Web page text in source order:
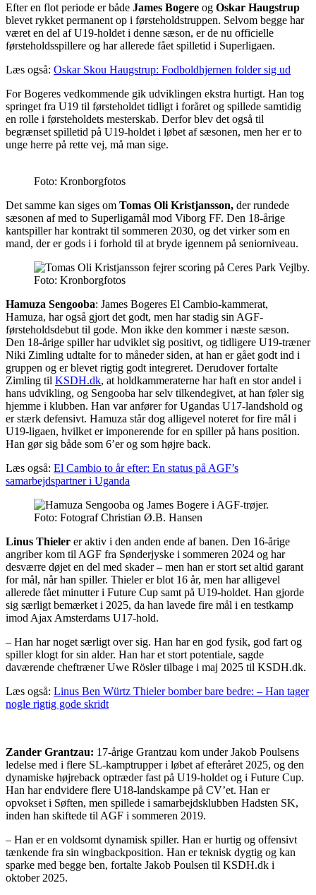
Efter en flot periode er både James Bogere og Oskar Haugstrup
blevet rykket permanent op i førsteholdstruppen. Selvom begge har
været en del af U19-holdet i denne sæson, er de nu officielle
førsteholdsspillere og har allerede fået spilletid i Superligaen.
Læs også: Oskar Skou Haugstrup: Fodboldhjernen folder sig ud
For Bogeres vedkommende gik udviklingen ekstra hurtigt. Han tog
springet fra U19 til førsteholdet tidligt i foråret og spillede samtidig
en rolle i førsteholdets mesterskab. Derfor blev det også til
begrænset spilletid på U19-holdet i løbet af sæsonen, men her er to
unge herre på rette vej, må man sige.
Foto: Kronborgfotos
Det samme kan siges om Tomas Oli Kristjansson, der rundede
sæsonen af med to Superligamål mod Viborg FF. Den 18-årige
kantspiller har kontrakt til sommeren 2030, og det virker som en
mand, der er gods i i forhold til at bryde igennem på seniorniveau.
Foto: Kronborgfotos
Hamuza Sengooba: James Bogeres El Cambio-kammerat,
Hamuza, har også gjort det godt, men har stadig sin AGF-
førsteholdsdebut til gode. Mon ikke den kommer i næste sæson.
Den 18-årige spiller har udviklet sig positivt, og tidligere U19-træner
Niki Zimling udtalte for to måneder siden, at han er gået godt ind i
gruppen og er blevet rigtig godt integreret. Derudover fortalte
Zimling til KSDH.dk, at holdkammeraterne har haft en stor andel i
hans udvikling, og Sengooba har selv tilkendegivet, at han føler sig
hjemme i klubben. Han var anfører for Ugandas U17-landshold og
er stærk defensivt. Hamuza står dog alligevel noteret for fire mål i
U19-ligaen, hvilket er imponerende for en spiller på hans position.
Han gør sig både som 6’er og som højre back.
Læs også: El Cambio to år efter: En status på AGF’s
samarbejdspartner i Uganda
Foto: Fotograf Christian Ø.B. Hansen
Linus Thieler er aktiv i den anden ende af banen. Den 16-årige
angriber kom til AGF fra Sønderjyske i sommeren 2024 og har
desværre døjet en del med skader – men han er stort set altid garant
for mål, når han spiller. Thieler er blot 16 år, men har alligevel
allerede fået minutter i Future Cup samt på U19-holdet. Han gjorde
sig særligt bemærket i 2025, da han lavede fire mål i en testkamp
imod Ajax Amsterdams U17-hold.
– Han har noget særligt over sig. Han har en god fysik, god fart og
spiller klogt for sin alder. Han har et stort potentiale, sagde
daværende cheftræner Uwe Rösler tilbage i maj 2025 til KSDH.dk.
Læs også: Linus Ben Würtz Thieler bomber bare bedre: – Han tager
nogle rigtig gode skridt
Zander Grantzau: 17-årige Grantzau kom under Jakob Poulsens
ledelse med i flere SL-kamptrupper i løbet af efteråret 2025, og den
dynamiske højreback optræder fast på U19-holdet og i Future Cup.
Han har endvidere flere U18-landskampe på CV’et. Han er
opvokset i Søften, men spillede i samarbejdsklubben Hadsten SK,
inden han skiftede til AGF i sommeren 2019.
– Han er en voldsomt dynamisk spiller. Han er hurtig og offensivt
tænkende fra sin wingbackposition. Han er teknisk dygtig og kan
sparke med begge ben, fortalte Jakob Poulsen til KSDH.dk i
oktober 2025.